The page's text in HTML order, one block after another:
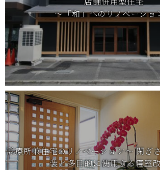
～「和」へのリノベーショ
リフォーム
診療所兼住宅のリノベーション～ 閉ざ
装と多目的に使用する寝室